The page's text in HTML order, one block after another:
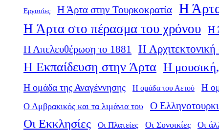
Εργασίες Η Άρτα στην Τουρκοκρατία Η
Η Άρτα στο πέρασμα του χρόνου Η
Η Απελευθέρωση το 1881
Η
Η Εκπαίδευση στην Άρτα Η μουσική,
Η ομάδα της Αναγέννησης Η ομάδα του Αετού Η
Ο Αμβρακικός και τα λιμάνια του Ο
Οι Εκκλησίες Οι Πλατείες Οι Συνοικίες Οι